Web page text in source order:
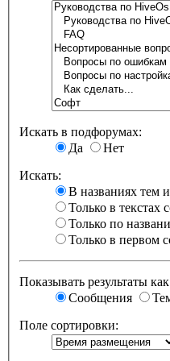
Искать в подфорумах:
Да
Нет
Искать:
В названиях тем
Только в текстах
Только по
Только в первом
Показывать результаты
Сообщения
Поле сортировки: